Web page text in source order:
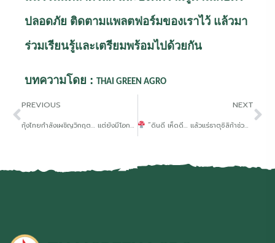
ปลอดภัย ติดตามแพลตฟอร์มของเราไว้ แล้วมา
ร่วมเรียนรู้และเตรียมพร้อมไปด้วยกัน
บทความโดย : THAI GREEN AGRO
PREVIOUS
กุ้งไทยกำลังเผชิญวิกฤต… แต่ยังมีโอกาส หากทุกฝ่ายช่วยกัน
NEXT
“ดินดี เห็ดดี… แล้วแร่ธาตุซิลิก้าช่วยเห็ดฟางได้อย่างไร?”